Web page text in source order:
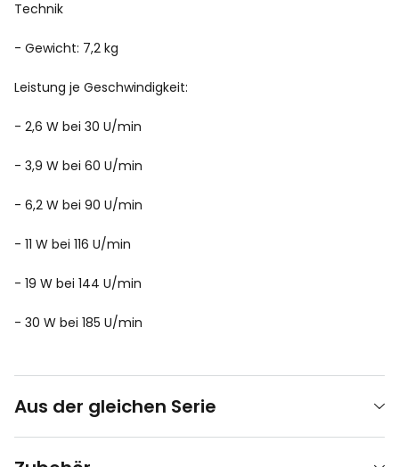
Technik
- Gewicht: 7,2 kg
Leistung je Geschwindigkeit:
- 2,6 W bei 30 U/min
- 3,9 W bei 60 U/min
- 6,2 W bei 90 U/min
- 11 W bei 116 U/min
- 19 W bei 144 U/min
- 30 W bei 185 U/min
Aus der gleichen Serie